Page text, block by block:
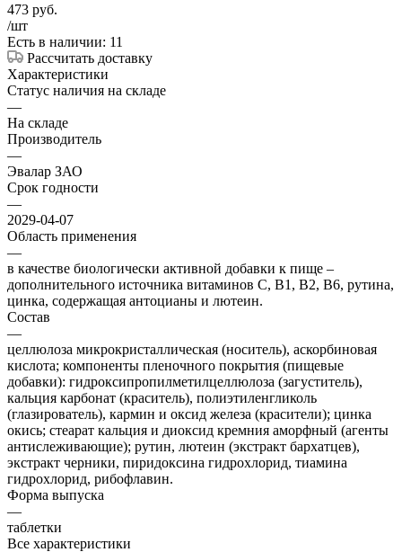
473 руб.
/шт
Есть в наличии: 11
Рассчитать доставку
Характеристики
Статус наличия на складе
—
На складе
Производитель
—
Эвалар ЗАО
Срок годности
—
2029-04-07
Область применения
—
в качестве биологически активной добавки к пище –
дополнительного источника витаминов С, В1, В2, В6, рутина,
цинка, содержащая антоцианы и лютеин.
Состав
—
целлюлоза микрокристаллическая (носитель), аскорбиновая
кислота; компоненты пленочного покрытия (пищевые
добавки): гидроксипропилметилцеллюлоза (загуститель),
кальция карбонат (краситель), полиэтиленгликоль
(глазирователь), кармин и оксид железа (красители); цинка
окись; стеарат кальция и диоксид кремния аморфный (агенты
антислеживающие); рутин, лютеин (экстракт бархатцев),
экстракт черники, пиридоксина гидрохлорид, тиамина
гидрохлорид, рибофлавин.
Форма выпуска
—
таблетки
Все характеристики